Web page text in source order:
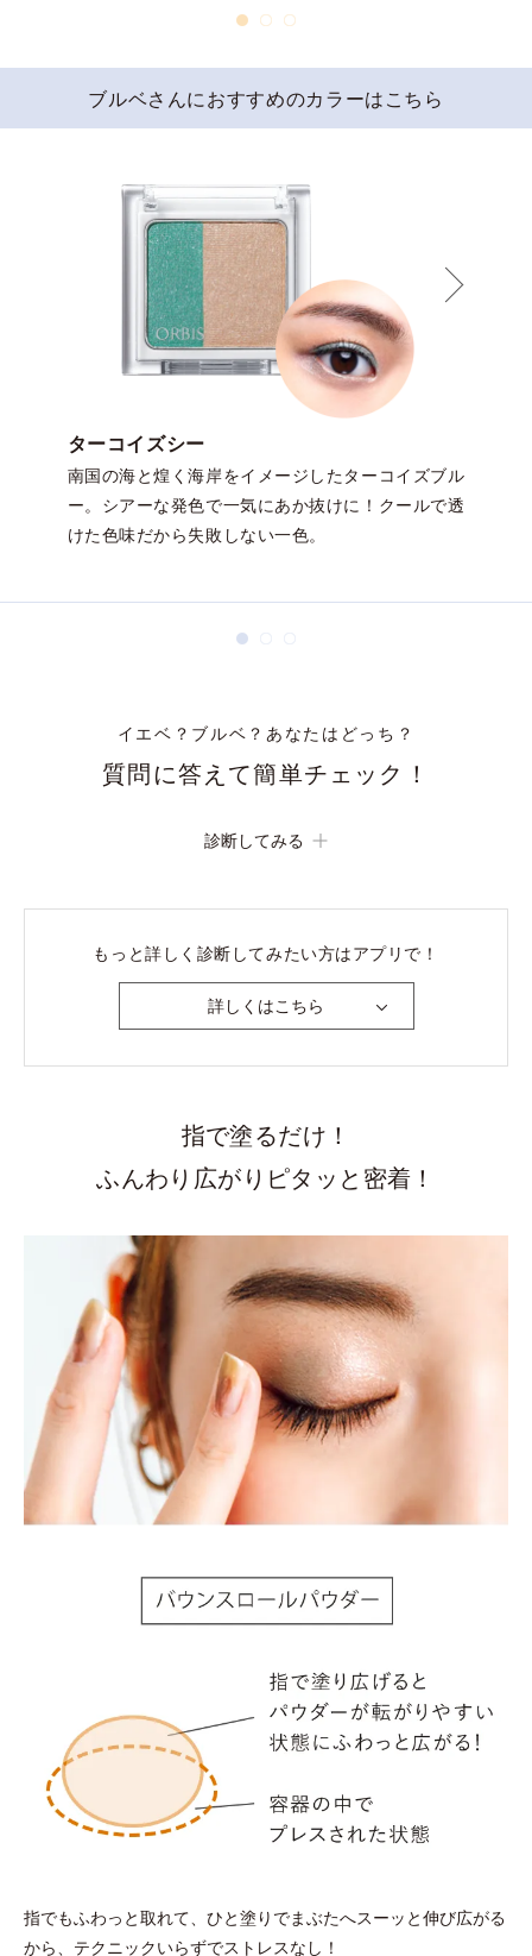
ブルベさんにおすすめのカラーはこちら
ターコイズシー
南国の海と煌く海岸をイメージしたターコイズブル
ー。シアーな発色で一気にあか抜けに！クールで透
けた色味だから失敗しない一色。
イエベ？ブルベ？あなたはどっち？
質問に答えて簡単チェック！
白目の部分が、少し青みがかった白に見える。
える。
Yes No
Yes
ゴールドのアクセサリーは、しっくり来ない気がする。
Yes No
青い文字 の回答が多い人はブルベ、
黄色の文字の回答が多い人はイエベです。
診断してみる
もっと詳しく診断してみたい方はアプリで！
詳しくはこちら
指で塗るだけ！
ふんわり広がりピタッと密着！
指でもふわっと取れて、ひと塗りでまぶたへスーッと伸び広がる
から、テクニックいらずでストレスなし！